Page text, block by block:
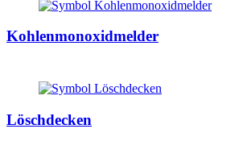
Kohlenmonoxidmelder
Löschdecken